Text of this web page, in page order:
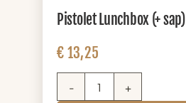
Pistolet Lunchbox (+ sap)
€ 13,25
Pistolet